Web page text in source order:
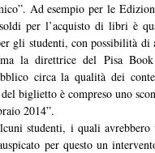
Ad esempio per le
per l’acquisto di libri è
gli studenti, con possibilità
la direttrice del Pisa
circa la qualità dei
biglietto è compreso uno
2014”.
studenti, i quali
per questo un